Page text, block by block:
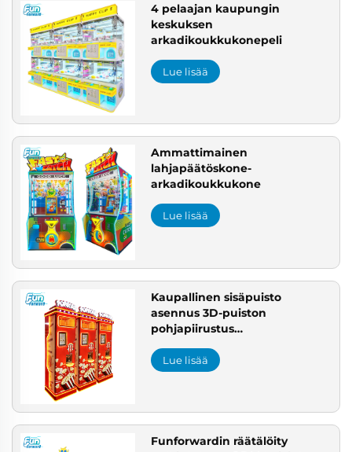
4 pelaajan kaupungin
keskuksen
arkadikoukkukonepeli
Lue lisää
Ammattimainen
lahjapäätöskone-
arkadikoukkukone
Lue lisää
Kaupallinen sisäpuisto
asennus 3D-puiston
pohjapiirustus
puistojen arcadelle
Eurooppaan
Lue lisää
Funforwardin räätälöity